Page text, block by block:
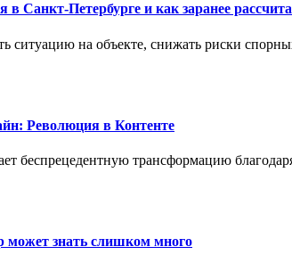
в Санкт-Петербурге и как заранее
ситуацию на объекте, снижать риски
Революция в Контенте
беспрецедентную трансформацию
знать слишком много